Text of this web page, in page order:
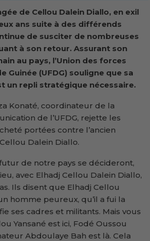
de Cellou Dalein Diallo, en exil
ans suite à des différends
de susciter de nombreuses
à son retour. Assurant son
au pays, l’Union des forces
Guinée (UFDG) souligne que sa
un repli stratégique nécessaire.
Konaté, coordinateur de la
de l’UFDG, rejette les
portées contre l’ancien
Dalein Diallo.
futur de notre pays se décideront,
avec Elhadj Cellou Dalein Diallo,
Ils disent que Elhadj Cellou
homme peureux, qu’il a fui la
ses cadres et militants. Mais vous
Yansané est ici, Fodé Oussou
Abdoulaye Bah est là. Cela